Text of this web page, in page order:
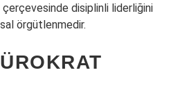
çerçevesinde disiplinli liderliğini
örgütlenmedir.